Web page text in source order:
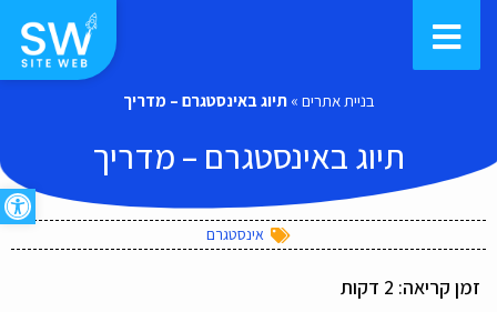
פתח
בניית אתרים »תיוג באינסטגרם – מדריך
תיוג באינסטגרם – מדריך
אינסטגרם
זמן קריאה: 2 דקות